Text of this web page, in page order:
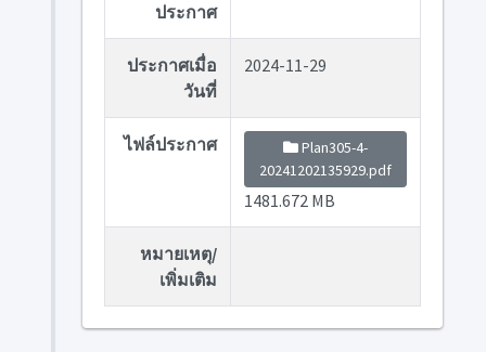
ประกาศ
ประกาศเมื่อ
วันที่
2024-11-29
ไฟล์ประกาศ
Plan305-4-
20241202135929.pdf
1481.672 MB
หมายเหตุ/
เพิ่มเติม